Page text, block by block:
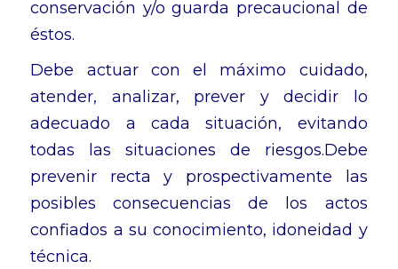
conservación y/o guarda precaucional de
éstos.
Debe actuar con el máximo cuidado,
atender, analizar, prever y decidir lo
adecuado a cada situación, evitando
todas las situaciones de riesgos.Debe
prevenir recta y prospectivamente las
posibles consecuencias de los actos
confiados a su conocimiento, idoneidad y
técnica.